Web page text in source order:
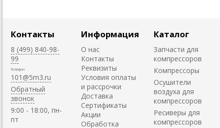
Контакты
8 (499) 840-98-
99
Телефон
101@5m3.ru
Обратный
звонок
9:00 - 18:00, пн-
пт
Информация
О нас
Контакты
Реквизиты
Условия оплаты
и рассрочки
Доставка
Сертификаты
Акции
Обработка
Каталог
Запчасти для
компрессоров
Компрессоры
Осушители
воздуха для
компрессоров
Ресиверы для
компрессоров